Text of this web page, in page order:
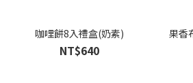
咖哩餅8入禮盒(奶素)
NT$640
果香